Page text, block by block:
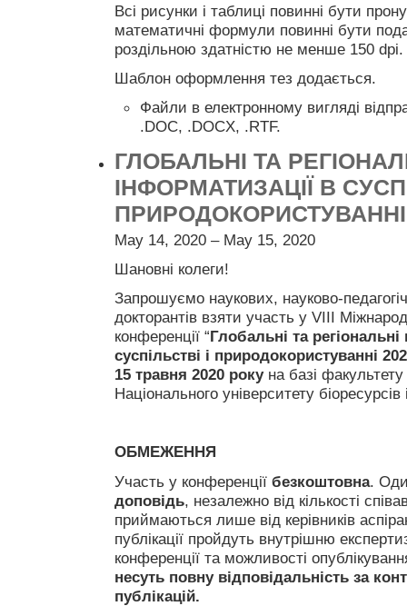
Всі рисунки і таблиці повинні бути
математичні формули повинні бути
роздільною здатністю не менше 150 dpi.
Шаблон оформлення тез додається.
Файли в електронному вигляді
.DOC, .DOCX, .RTF.
ГЛОБАЛЬНІ ТА
ІНФОРМАТИЗАЦІЇ В
ПРИРОДОКОРИСТУВАННІ
May 14, 2020 – May 15, 2020
Шановні колеги!
Запрошуємо наукових, науково-
докторантів взяти участь у VIII
конференції “Глобальні та
суспільстві і природокористуванні
15 травня 2020 рокуна базі
Національного університету
ОБМЕЖЕННЯ
Участь у конференції безкоштовна.
доповідь, незалежно від кількості
приймаються лише від керівників
публікації пройдуть внутрішню
конференції та можливості
несуть повну відповідальність за
публікацій.